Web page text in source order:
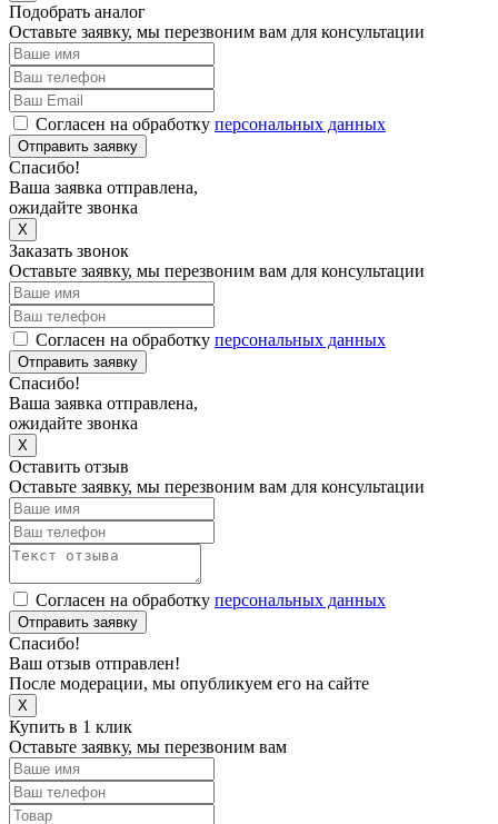
Подобрать аналог
Оставьте заявку, мы перезвоним вам для консультации
Согласен на обработку персональных данных
Отправить заявку
Спасибо!
Ваша заявка отправлена,
ожидайте звонка
X
Заказать звонок
Оставьте заявку, мы перезвоним вам для консультации
Согласен на обработку персональных данных
Отправить заявку
Спасибо!
Ваша заявка отправлена,
ожидайте звонка
X
Оставить отзыв
Оставьте заявку, мы перезвоним вам для консультации
Согласен на обработку персональных данных
Отправить заявку
Спасибо!
Ваш отзыв отправлен!
После модерации, мы опубликуем его на сайте
X
Купить в 1 клик
Оставьте заявку, мы перезвоним вам